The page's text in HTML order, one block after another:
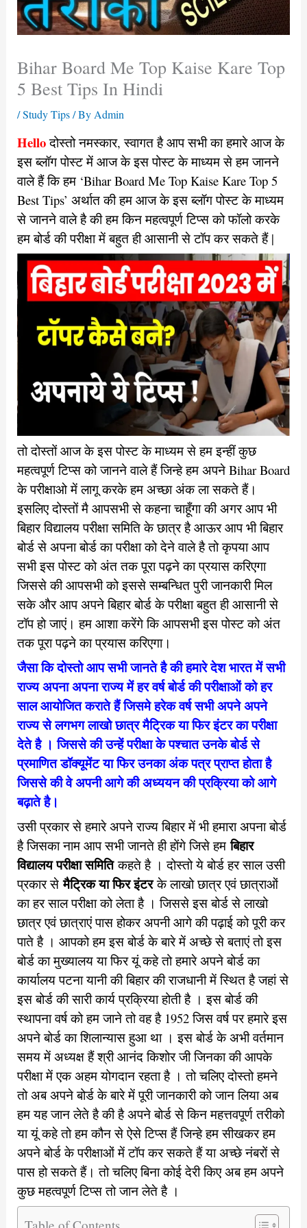
Bihar Board Me Top Kaise Kare Top
5 Best Tips In Hindi
/Study Tips/ By Admin
Hello दोस्तो नमस्कार, स्वागत है आप सभी का हमारे आज के
इस ब्लॉग पोस्ट में आज के इस पोस्ट के माध्यम से हम जानने
वाले हैं कि हम ‘Bihar Board Me Top Kaise Kare Top 5
Best Tips’ अर्थात की हम आज के इस ब्लॉग पोस्ट के माध्यम
से जानने वाले है की हम किन महत्वपूर्ण टिप्स को फॉलो करके
हम बोर्ड की परीक्षा में बहुत ही आसानी से टॉप कर सकते हैं |
तो दोस्तों आज के इस पोस्ट के माध्यम से हम इन्हीं कुछ
महत्वपूर्ण टिप्स को जानने वाले हैं जिन्हे हम अपने Bihar Board
के परीक्षाओ में लागू करके हम अच्छा अंक ला सकते हैं।
इसलिए दोस्तों मै आपसभी से कहना चाहूँगा की अगर आप भी
बिहार विद्यालय परीक्षा समिति के छात्र है आऊर आप भी बिहार
बोर्ड से अपना बोर्ड का परीक्षा को देने वाले है तो कृपया आप
सभी इस पोस्ट को अंत तक पूरा पढ़ने का प्रयास करिएगा
जिससे की आपसभी को इससे सम्बन्धित पुरी जानकारी मिल
सके और आप अपने बिहार बोर्ड के परीक्षा बहुत ही आसानी से
टॉप हो जाएं। हम आशा करेंगे कि आपसभी इस पोस्ट को अंत
तक पूरा पढ़ने का प्रयास करिएगा।
जैसा कि दोस्तो आप सभी जानते है की हमारे देश भारत में सभी
राज्य अपना अपना राज्य में हर वर्ष बोर्ड की परीक्षाओं को हर
साल आयोजित कराते हैं जिसमे हरेक वर्ष सभी अपने अपने
राज्य से लगभग लाखो छात्र मैट्रिक या फिर इंटर का परीक्षा
देते है । जिससे की उन्हें परीक्षा के पश्चात उनके बोर्ड से
प्रमाणित डॉक्यूमेंट या फिर उनका अंक पत्र प्राप्त होता है
जिससे की वे अपनी आगे की अध्ययन की प्रक्रिया को आगे
बढ़ाते है।
उसी प्रकार से हमारे अपने राज्य बिहार में भी हमारा अपना बोर्ड
है जिसका नाम आप सभी जानते ही होंगे जिसे हमबिहार
विद्यालय परीक्षा समिति कहते है । दोस्तो ये बोर्ड हर साल उसी
प्रकार सेमैट्रिक या फिर इंटरके लाखो छात्र एवं छात्राओं
का हर साल परीक्षा को लेता है । जिससे इस बोर्ड से लाखो
छात्र एवं छात्राएं पास होकर अपनी आगे की पढ़ाई को पूरी कर
पाते है । आपको हम इस बोर्ड के बारे में अच्छे से बताएं तो इस
बोर्ड का मुख्यालय या फिर यूं कहे तो हमारे अपने बोर्ड का
कार्यालय पटना यानी की बिहार की राजधानी में स्थित है जहां से
इस बोर्ड की सारी कार्य प्रक्रिया होती है । इस बोर्ड की
स्थापना वर्ष को हम जाने तो वह है 1952 जिस वर्ष पर हमारे इस
अपने बोर्ड का शिलान्यास हुआ था । इस बोर्ड के अभी वर्तमान
समय में अध्यक्ष हैं श्री आनंद किशोर जी जिनका की आपके
परीक्षा में एक अहम योगदान रहता है । तो चलिए दोस्तो हमने
तो अब अपने बोर्ड के बारे में पूरी जानकारी को जान लिया अब
हम यह जान लेते है की है अपने बोर्ड से किन महत्तवपूर्ण तरीको
या यूं कहे तो हम कौन से ऐसे टिप्स हैं जिन्हे हम सीखकर हम
अपने बोर्ड के परीक्षाओं में टॉप कर सकते हैं या अच्छे नंबरों से
पास हो सकते हैं। तो चलिए बिना कोई देरी किए अब हम अपने
कुछ महत्वपूर्ण टिप्स तो जान लेते है ।